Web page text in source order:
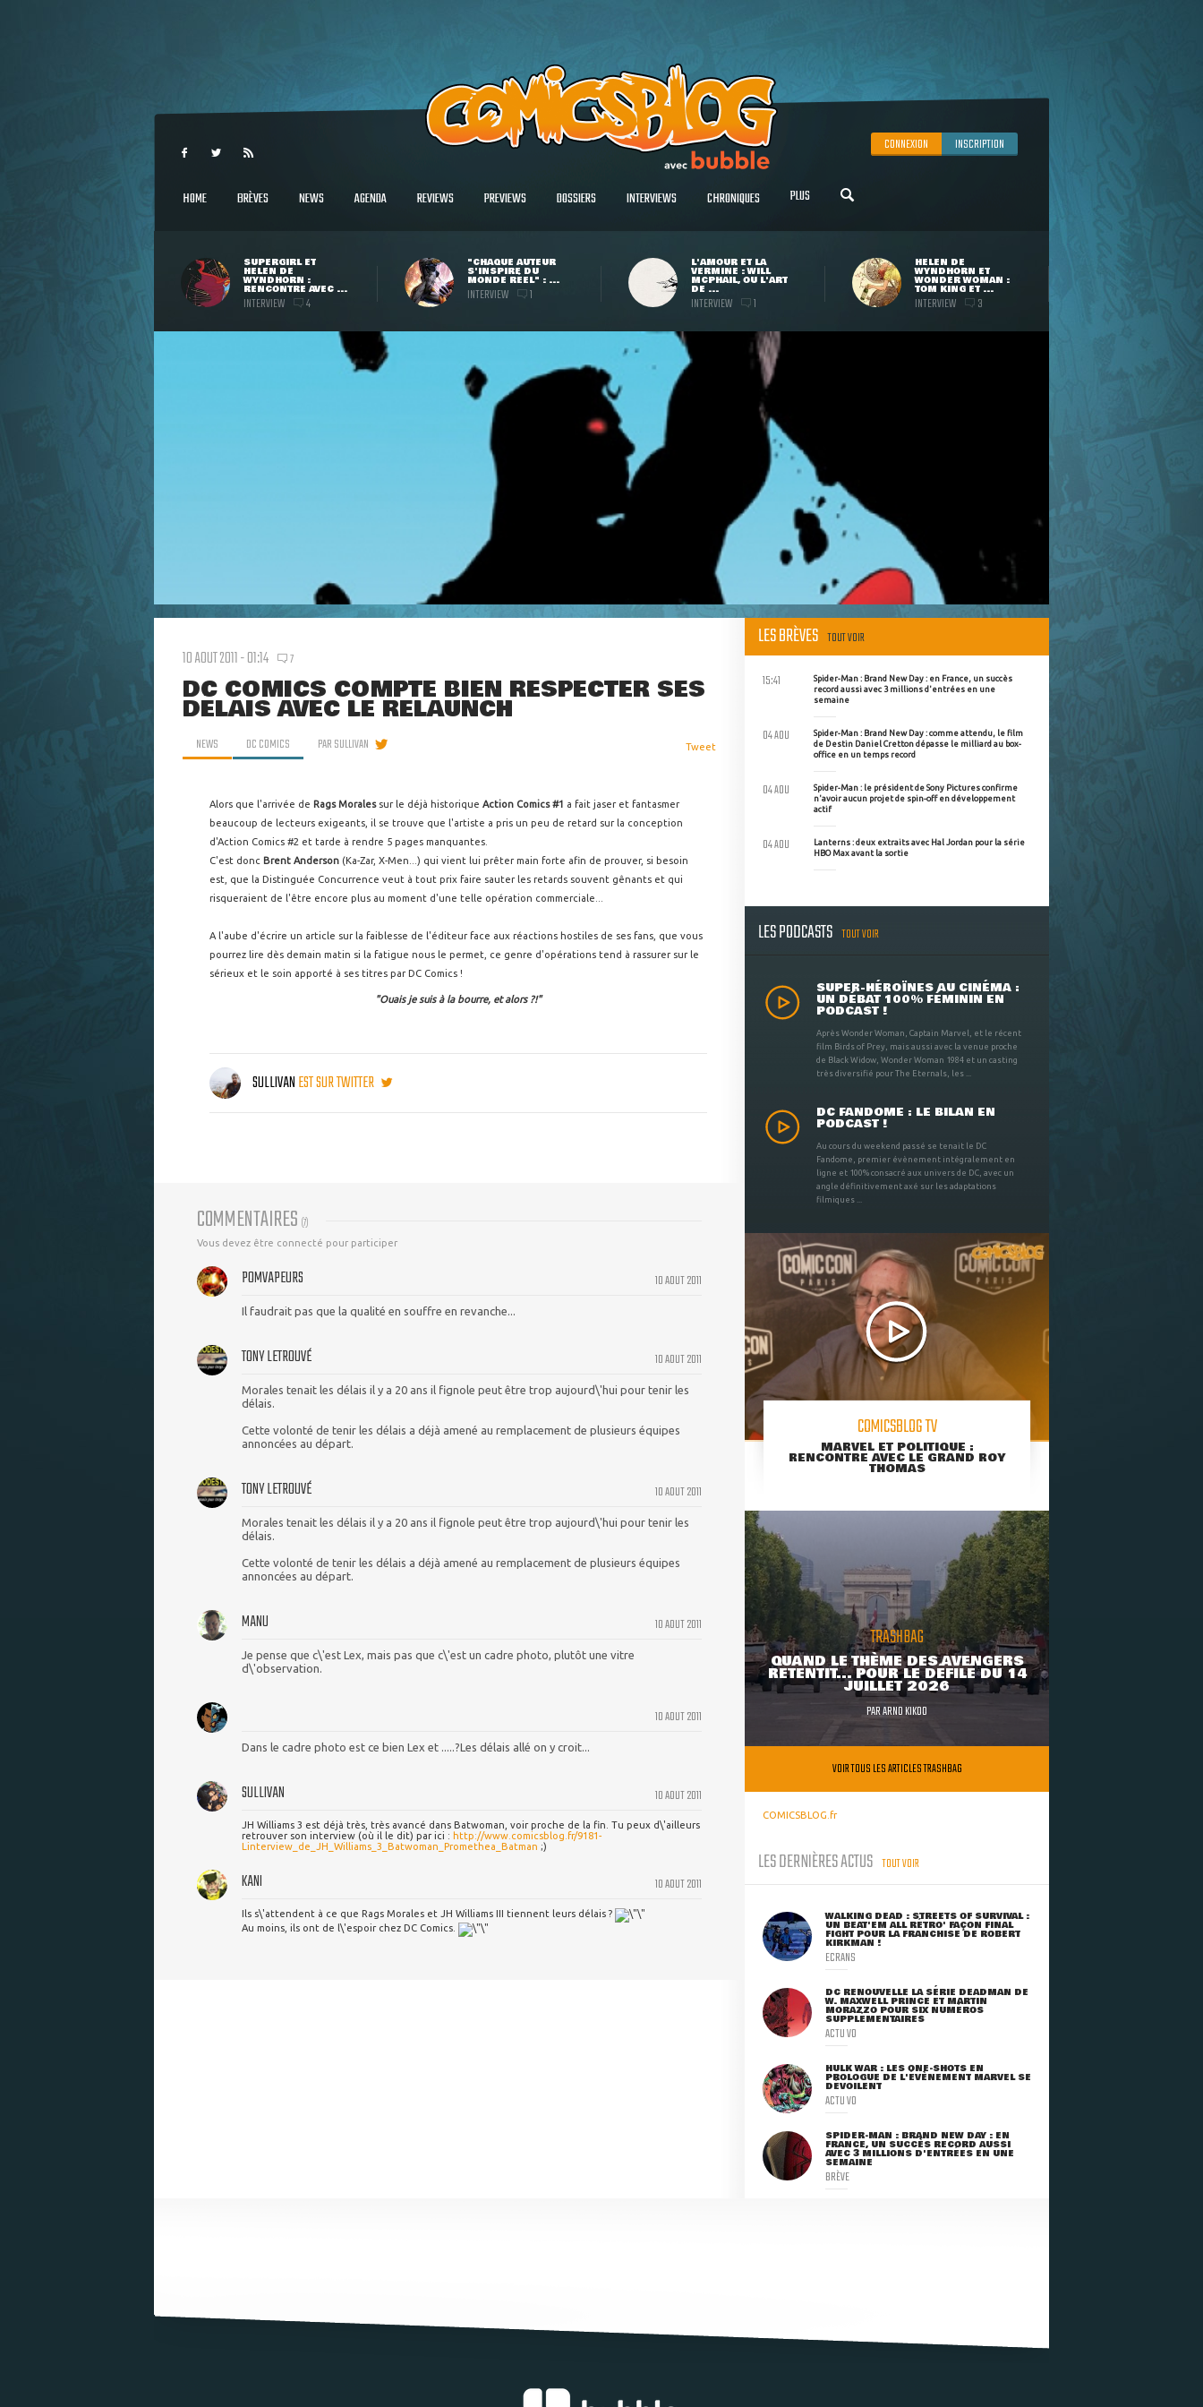
CONNEXION INSCRIPTION
HOME BRÈVES NEWS AGENDA REVIEWS PREVIEWS DOSSIERS INTERVIEWS CHRONIQUES PLUS
SUPERGIRL ET
HELEN DE
WYNDHORN :
RENCONTRE AVEC ...
INTERVIEW 4
"CHAQUE AUTEUR
S'INSPIRE DU
MONDE RÉEL" : ...
INTERVIEW 1
L'AMOUR ET LA
VERMINE : WILL
MCPHAIL, OU L'ART
DE ...
INTERVIEW 1
HELEN DE
WYNDHORN ET
WONDER WOMAN :
TOM KING ET ...
INTERVIEW 3
10 AOUT 2011 - 01:14 7
DC COMICS COMPTE BIEN RESPECTER SES
DÉLAIS AVEC LE RELAUNCH
NEWS DC COMICS PARSULLIVAN Tweet
Alors que l'arrivée de Rags Moralessur le déjà historique Action Comics #1 a fait jaser et fantasmer
beaucoup de lecteurs exigeants, il se trouve que l'artiste a pris un peu de retard sur la conception
d'Action Comics #2 et tarde à rendre 5 pages manquantes.
C'est donc Brent Anderson (Ka-Zar, X-Men...) qui vient lui prêter main forte afin de prouver, si besoin
est, que la Distinguée Concurrence veut à tout prix faire sauter les retards souvent gênants et qui
risqueraient de l'être encore plus au moment d'une telle opération commerciale...
A l'aube d'écrire un article sur la faiblesse de l'éditeur face aux réactions hostiles de ses fans, que vous
pourrez lire dès demain matin si la fatigue nous le permet, ce genre d'opérations tend à rassurer sur le
sérieux et le soin apporté à ses titres par DC Comics !
"Ouais je suis à la bourre, et alors ?!"
SULLIVANEST SUR TWITTER
COMMENTAIRES (7)
Vous devez être connecté pour participer
10 AOUT 2011
POMVAPEURS
Il faudrait pas que la qualité en souffre en revanche...
10 AOUT 2011
TONY LETROUVÉ
Morales tenait les délais il y a 20 ans il fignole peut être trop aujourd\'hui pour tenir les
délais.
Cette volonté de tenir les délais a déjà amené au remplacement de plusieurs équipes
annoncées au départ.
10 AOUT 2011
TONY LETROUVÉ
Morales tenait les délais il y a 20 ans il fignole peut être trop aujourd\'hui pour tenir les
délais.
Cette volonté de tenir les délais a déjà amené au remplacement de plusieurs équipes
annoncées au départ.
10 AOUT 2011
MANU
Je pense que c\'est Lex, mais pas que c\'est un cadre photo, plutôt une vitre
d\'observation.
10 AOUT 2011
Dans le cadre photo est ce bien Lex et .....?Les délais allé on y croit...
10 AOUT 2011
SULLIVAN
JH Williams 3 est déjà très, très avancé dans Batwoman, voir proche de la fin. Tu peux d\'ailleurs
retrouver son interview (où il le dit) par ici : http://www.comicsblog.fr/9181-
Linterview_de_JH_Williams_3_Batwoman_Promethea_Batman ;)
10 AOUT 2011
KANI
Ils s\'attendent à ce que Rags Morales et JH Williams III tiennent leurs délais ?
Au moins, ils ont de l\'espoir chez DC Comics.
LES BRÈVES TOUT VOIR
Spider-Man : Brand New Day : en France, un succès
record aussi avec 3 millions d'entrées en une
semaine
15:41
Spider-Man : Brand New Day : comme attendu, le film
de Destin Daniel Cretton dépasse le milliard au box-
office en un temps record
04 AOU
Spider-Man : le président de Sony Pictures confirme
n'avoir aucun projet de spin-off en développement
actif
04 AOU
Lanterns : deux extraits avec Hal Jordan pour la série
HBO Max avant la sortie
04 AOU
LES PODCASTS TOUT VOIR
SUPER-HÉROÏNES AU CINÉMA :
UN DÉBAT 100% FÉMININ EN
PODCAST !
Après Wonder Woman, Captain Marvel, et le récent
film Birds of Prey, mais aussi avec la venue proche
de Black Widow, Wonder Woman 1984 et un casting
très diversifié pour The Eternals, les ...
DC FANDOME : LE BILAN EN
PODCAST !
Au cours du weekend passé se tenait le DC
Fandome, premier évènement intégralement en
ligne et 100% consacré aux univers de DC, avec un
angle définitivement axé sur les adaptations
filmiques ...
COMICSBLOG TV
MARVEL ET POLITIQUE :
RENCONTRE AVEC LE GRAND ROY
THOMAS
TRASHBAG
QUAND LE THÈME DES AVENGERS
RETENTIT... POUR LE DÉFILÉ DU 14
JUILLET 2026
PARARNO KIKOO
VOIR TOUS LES ARTICLES TRASHBAG
COMICSBLOG.fr
LES DERNIÈRES ACTUS TOUT VOIR
WALKING DEAD : STREETS OF SURVIVAL :
UN BEAT'EM ALL RÉTRO' FAÇON FINAL
FIGHT POUR LA FRANCHISE DE ROBERT
KIRKMAN !
ECRANS
DC RENOUVELLE LA SÉRIE DEADMAN DE
W. MAXWELL PRINCE ET MARTIN
MORAZZO POUR SIX NUMÉROS
SUPPLÉMENTAIRES
ACTU VO
HULK WAR : LES ONE-SHOTS EN
PROLOGUE DE L'ÉVÈNEMENT MARVEL SE
DÉVOILENT
ACTU VO
SPIDER-MAN : BRAND NEW DAY : EN
FRANCE, UN SUCCÈS RECORD AUSSI
AVEC 3 MILLIONS D'ENTRÉES EN UNE
SEMAINE
BRÈVE